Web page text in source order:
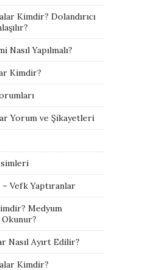
Kimdir? Dolandırıcı
Nasıl Yapılmalı?
Kimdir?
Yorum ve Şikayetleri
Vefk Yaptıranlar
Medyum
Nasıl Ayırt Edilir?
Kimdir?